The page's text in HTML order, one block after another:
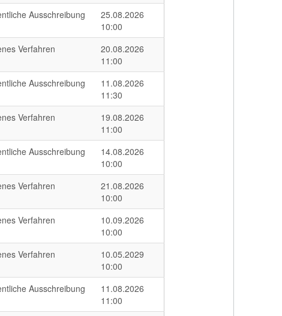
Ausschreibung
25.08.2026
10:00
Verfahren
20.08.2026
11:00
Ausschreibung
11.08.2026
11:30
Verfahren
19.08.2026
11:00
Ausschreibung
14.08.2026
10:00
Verfahren
21.08.2026
10:00
Verfahren
10.09.2026
10:00
Verfahren
10.05.2029
10:00
Ausschreibung
11.08.2026
11:00